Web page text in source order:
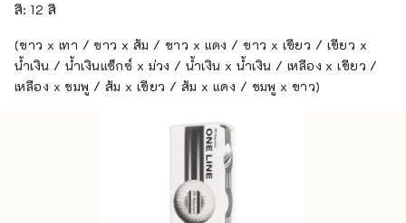
สี: 12 สี
(ขาว x เทา / ขาว x ส้ม / ขาว x แดง / ขาว x เขียว / เขียว x
น้ำเงิน / น้ำเงินแซ็กซ์ x ม่วง / น้ำเงิน x น้ำเงิน / เหลือง x เขียว /
เหลือง x ชมพู / ส้ม x เขียว / ส้ม x แดง / ชมพู x ขาว)